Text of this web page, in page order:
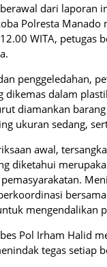
dari
Polresta
WITA, petugas
penggeledahan,
dikemas dalam
diamankan
ukuran sedang,
awal,
diketahui
mengendalikan
Pol Irham Halid
tegas setiap